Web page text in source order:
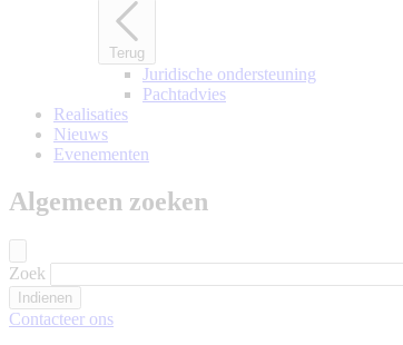
Terug
Juridische ondersteuning
Pachtadvies
Realisaties
Nieuws
Evenementen
Algemeen zoeken
Zoek
Contacteer ons